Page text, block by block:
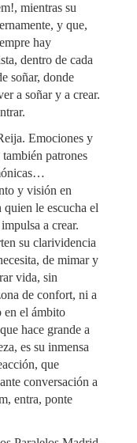
mientras su
y que,
hay
dentro de cada
soñar, donde
a soñar y a crear.
Emociones y
patrones
y visión en
quien le escucha el
a crear.
su clarividencia
de mimar y
vida, sin
de confort, ni a
en el ámbito
hace grande a
es su inmensa
que
conversación a
entra, ponte